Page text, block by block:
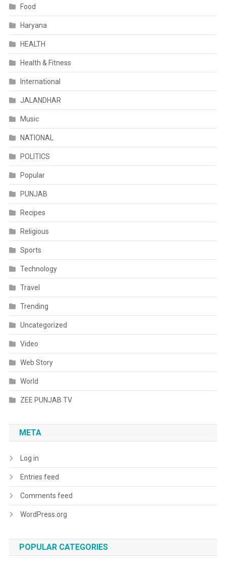
Food
Haryana
HEALTH
Health & Fitness
International
JALANDHAR
Music
NATIONAL
POLITICS
Popular
PUNJAB
Recipes
Religious
Sports
Technology
Travel
Trending
Uncategorized
Video
Web Story
World
ZEE PUNJAB TV
META
Log in
Entries feed
Comments feed
WordPress.org
POPULAR CATEGORIES